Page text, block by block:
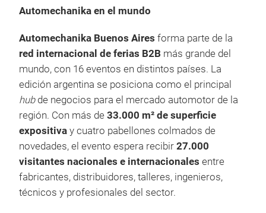
Automechanika en el mundo
Automechanika Buenos Aires forma parte de la
red internacional de ferias B2B más grande del
mundo, con 16 eventos en distintos países. La
edición argentina se posiciona como el principal
hub de negocios para el mercado automotor de la
región. Con más de 33.000 m² de superficie
expositiva y cuatro pabellones colmados de
novedades, el evento espera recibir 27.000
visitantes nacionales e internacionales entre
fabricantes, distribuidores, talleres, ingenieros,
técnicos y profesionales del sector.